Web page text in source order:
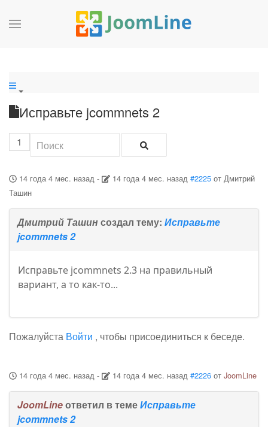
Исправьте jcommnets 2
1
14 года 4 мес. назад- 14 года 4 мес. назад #2225 отДмитрий
Ташин
Дмитрий Ташинсоздал тему: Исправьте
jcommnets 2
Исправьте jcommnets 2.3 на правильный
вариант, а то как-то...
Пожалуйста Войти , чтобы присоединиться к беседе.
14 года 4 мес. назад- 14 года 4 мес. назад #2226 отJoomLine
JoomLineответил в темеИсправьте
jcommnets 2